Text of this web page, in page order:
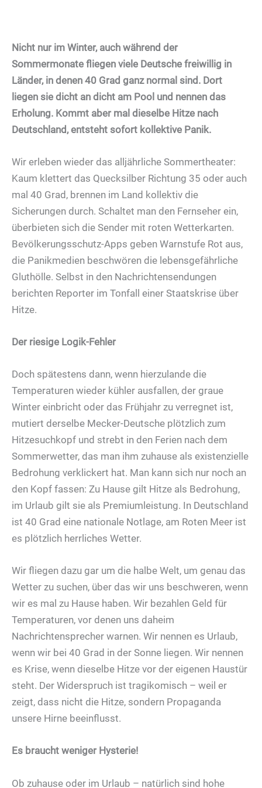
Nicht nur im Winter, auch während der
Sommermonate fliegen viele Deutsche freiwillig in
Länder, in denen 40 Grad ganz normal sind. Dort
liegen sie dicht an dicht am Pool und nennen das
Erholung. Kommt aber mal dieselbe Hitze nach
Deutschland, entsteht sofort kollektive Panik.
Wir erleben wieder das alljährliche Sommertheater:
Kaum klettert das Quecksilber Richtung 35 oder auch
mal 40 Grad, brennen im Land kollektiv die
Sicherungen durch. Schaltet man den Fernseher ein,
überbieten sich die Sender mit roten Wetterkarten.
Bevölkerungsschutz-Apps geben Warnstufe Rot aus,
die Panikmedien beschwören die lebensgefährliche
Gluthölle. Selbst in den Nachrichtensendungen
berichten Reporter im Tonfall einer Staatskrise über
Hitze.
Der riesige Logik-Fehler
Doch spätestens dann, wenn hierzulande die
Temperaturen wieder kühler ausfallen, der graue
Winter einbricht oder das Frühjahr zu verregnet ist,
mutiert derselbe Mecker-Deutsche plötzlich zum
Hitzesuchkopf und strebt in den Ferien nach dem
Sommerwetter, das man ihm zuhause als existenzielle
Bedrohung verklickert hat. Man kann sich nur noch an
den Kopf fassen: Zu Hause gilt Hitze als Bedrohung,
im Urlaub gilt sie als Premiumleistung. In Deutschland
ist 40 Grad eine nationale Notlage, am Roten Meer ist
es plötzlich herrliches Wetter.
Wir fliegen dazu gar um die halbe Welt, um genau das
Wetter zu suchen, über das wir uns beschweren, wenn
wir es mal zu Hause haben. Wir bezahlen Geld für
Temperaturen, vor denen uns daheim
Nachrichtensprecher warnen. Wir nennen es Urlaub,
wenn wir bei 40 Grad in der Sonne liegen. Wir nennen
es Krise, wenn dieselbe Hitze vor der eigenen Haustür
steht. Der Widerspruch ist tragikomisch – weil er
zeigt, dass nicht die Hitze, sondern Propaganda
unsere Hirne beeinflusst.
Es braucht weniger Hysterie!
Ob zuhause oder im Urlaub – natürlich sind hohe